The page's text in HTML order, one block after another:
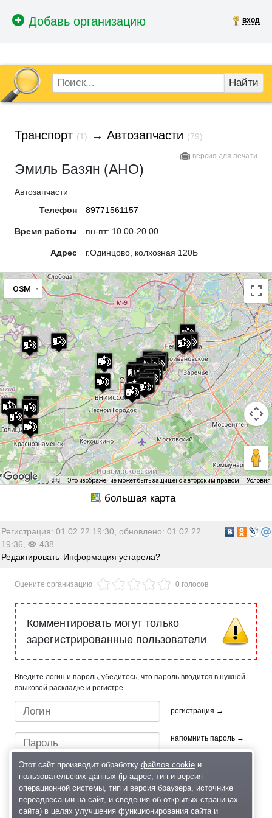
вход
Найти
Транспорт (1) → Автозапчасти (79)
версия для печати
Эмиль Базян (АНО)
Автозапчасти
Телефон
89771561157
Время работы пн-пт: 10.00-20.00
Адрес г.Одинцово, колхозная 120Б
OSM
Это изображение может быть защищено авторским правом Условия
Регистрация: 01.02.22 19:30, обновлено: 01.02.22
19:36,
438
Редактировать Информация устарела?
Оцените организацию 0 голосов
Комментировать могут только
зарегистрированные пользователи
Введите логин и пароль, убедитесь, что пароль вводится в нужной
языковой раскладке и регистре.
регистрация →
напомнить пароль →
Этот сайт производит обработку файлов cookieи
пользовательских данных (ip-адрес, тип и версия
операционной системы, тип и версия браузера, источнике
переадресации на сайт, и сведения об открытых страницах
сайта) в целях улучшения функционирования сайта и